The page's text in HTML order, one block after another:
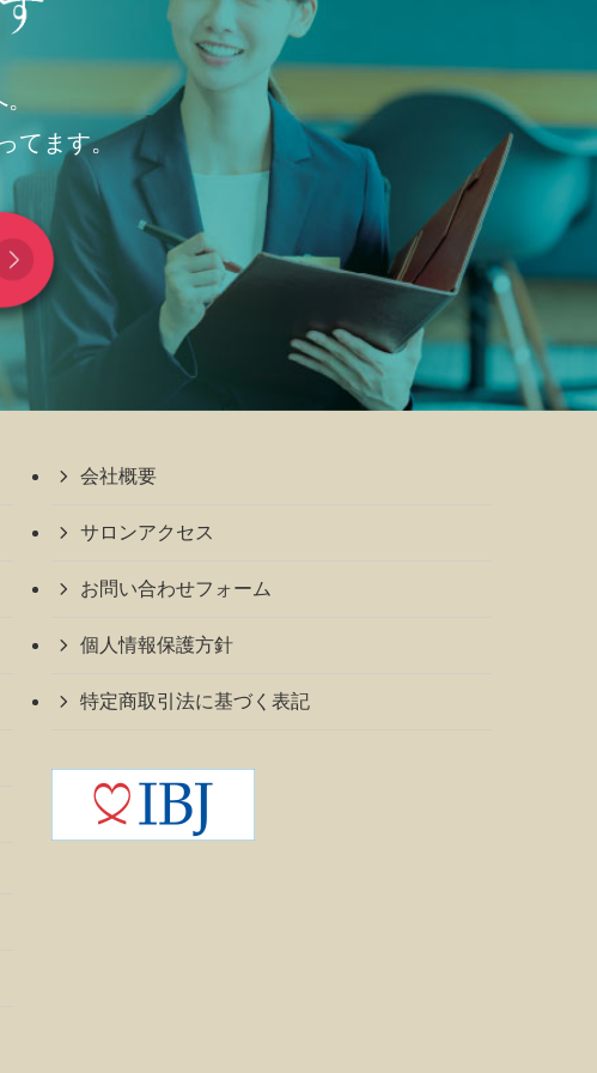
てます。
会社概要
サロンアクセス
お問い合わせフォーム
個人情報保護方針
特定商取引法に基づく表記